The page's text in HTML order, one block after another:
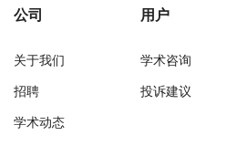
公司
关于我们
招聘
学术动态
用户
学术咨询
投诉建议